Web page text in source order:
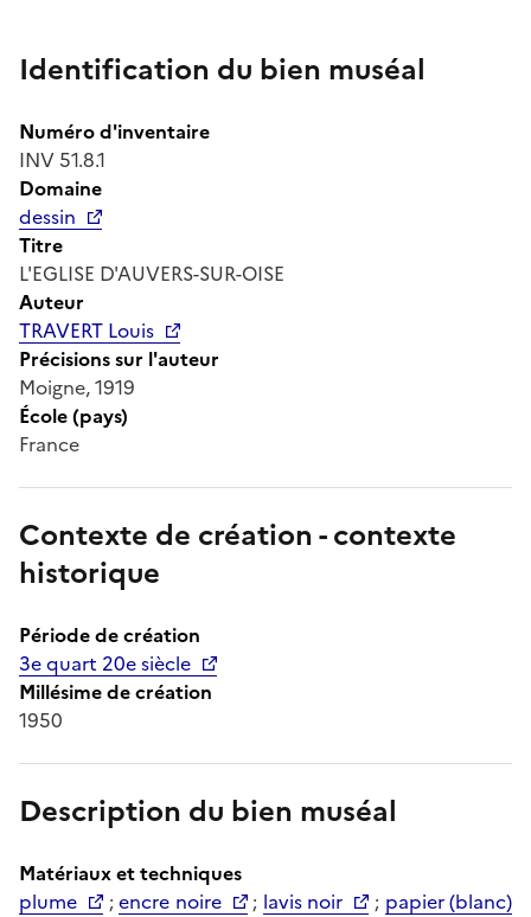
Identification du bien muséal
Numéro d'inventaire
INV 51.8.1
Domaine
dessin
Titre
L'EGLISE D'AUVERS-SUR-OISE
Auteur
TRAVERT Louis
Précisions sur l'auteur
Moigne, 1919
École (pays)
France
Contexte de création - contexte
historique
Période de création
3e quart 20e siècle
Millésime de création
1950
Description du bien muséal
Matériaux et techniques
plume
;encre noire ; lavis noir ; papier (blanc)